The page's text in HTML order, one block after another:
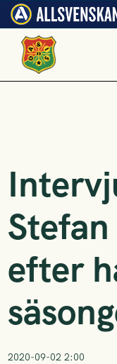
efter
2020-09-02 2:00